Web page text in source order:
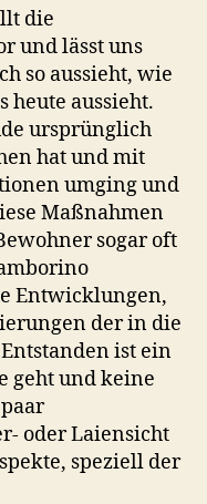
die
und lässt uns
so aussieht, wie
heute aussieht.
ursprünglich
hat und mit
umging und
Maßnahmen
sogar oft
Entwicklungen,
der in die
ist ein
geht und keine
oder Laiensicht
speziell der